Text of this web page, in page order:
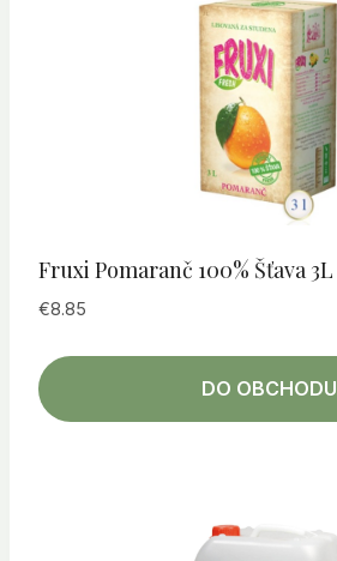
Fruxi Pomaranč 100% Šťava 3L
€8.85
DO OBCHODU